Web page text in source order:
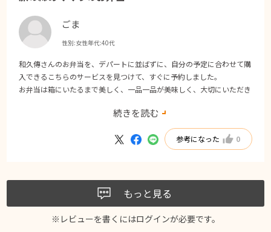
ごま
性別:女性年代:40代
和久傳さんのお弁当を、デパートに並ばずに、自分の予定に合わせて購
入できるこちらのサービスを見つけて、すぐに予約しました。
お弁当は箱にいたるまで美しく、一品一品が美味しく、大切にいただき
よい旅の締めくくりになりました。
京都に行った際は、また予約したいと思います。
続きを読む
参考になった 0
もっと見る
※レビューを書くにはログインが必要です。